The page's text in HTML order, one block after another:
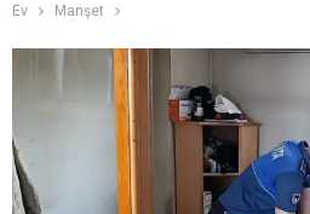
Ev Manşet